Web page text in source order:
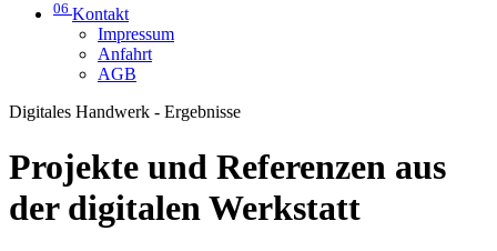
06 Kontakt
Impressum
Anfahrt
AGB
Digitales Handwerk - Ergebnisse
Projekte und Referenzen aus
der digitalen Werkstatt